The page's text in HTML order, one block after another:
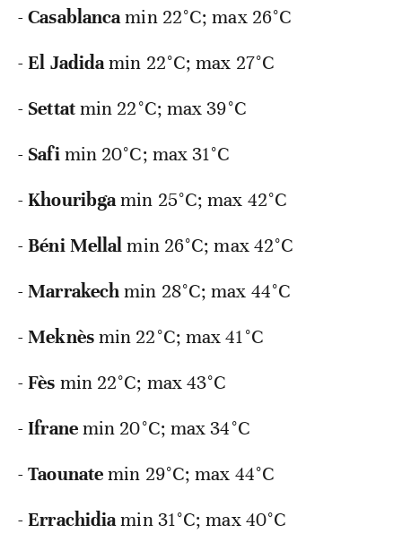
-Casablancamin 22°C; max 26°C
-El Jadidamin 22°C; max 27°C
- Settatmin 22°C; max 39°C
- Safimin 20°C; max 31°C
-Khouribgamin 25°C; max 42°C
-Béni Mellalmin 26°C; max 42°C
-Marrakechmin 28°C; max 44°C
-Meknèsmin 22°C; max 41°C
-Fès min 22°C; max 43°C
-Ifranemin 20°C; max 34°C
-Taounatemin 29°C; max 44°C
-Errachidiamin 31°C; max 40°C